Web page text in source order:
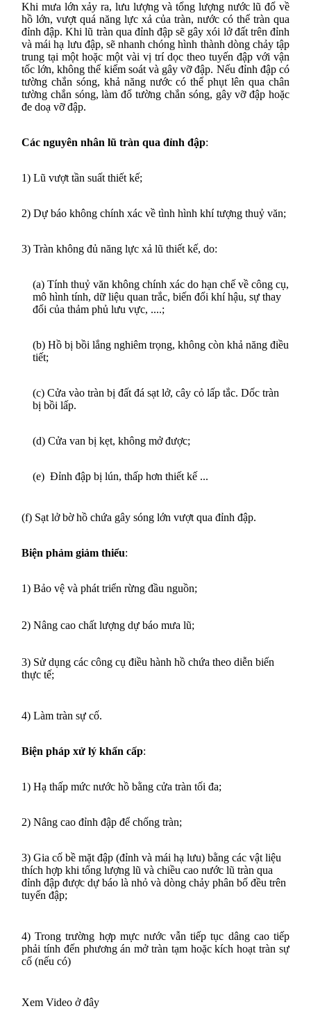
Khi mưa lớn xảy ra, lưu lượng và tổng lượng nước lũ đổ về
hồ lớn, vượt quá năng lực xả của tràn, nước có thể tràn qua
đỉnh đập. Khi lũ tràn qua đỉnh đập sẽ gây xói lở đất trên đỉnh
và mái hạ lưu đập, sẽ nhanh chóng hình thành dòng chảy tập
trung tại một hoặc một vài vị trí dọc theo tuyến đập với vận
tốc lớn, không thể kiểm soát và gây vỡ đập. Nếu đỉnh đập có
tường chắn sóng, khả năng nước có thể phụt lên qua chân
tường chắn sóng, làm đổ tường chắn sóng, gây vỡ đập hoặc
đe doạ vỡ đập.
Các nguyên nhân lũ tràn qua đỉnh đập:
1) Lũ vượt tần suất thiết kế;
2) Dự báo không chính xác về tình hình khí tượng thuỷ văn;
3) Tràn không đủ năng lực xả lũ thiết kế, do:
(a) Tính thuỷ văn không chính xác do hạn chế về công cụ,
mô hình tính, dữ liệu quan trắc, biến đổi khí hậu, sự thay
đổi của thảm phủ lưu vực, ....;
(b) Hồ bị bồi lắng nghiêm trọng, không còn khả năng điều
tiết;
(c) Cửa vào tràn bị đất đá sạt lở, cây cỏ lấp tắc. Dốc tràn
bị bồi lấp.
(d) Cửa van bị kẹt, không mở được;
(e) Đỉnh đập bị lún, thấp hơn thiết kế ...
(f) Sạt lở bờ hồ chứa gây sóng lớn vượt qua đỉnh đập.
Biện phảm giảm thiểu:
1) Bảo vệ và phát triển rừng đầu nguồn;
2) Nâng cao chất lượng dự báo mưa lũ;
3) Sử dụng các công cụ điều hành hồ chứa theo diễn biến
thực tế;
4) Làm tràn sự cố.
Biện pháp xử lý khẩn cấp:
1) Hạ thấp mức nước hồ bằng cửa tràn tối đa;
2) Nâng cao đỉnh đập để chống tràn;
3) Gia cố bề mặt đập (đỉnh và mái hạ lưu) bằng các vật liệu
thích hợp khi tổng lượng lũ và chiều cao nước lũ tràn qua
đỉnh đập được dự báo là nhỏ và dòng chảy phân bố đều trên
tuyến đập;
4) Trong trường hợp mực nước vẫn tiếp tục dâng cao tiếp
phải tính đến phương án mở tràn tạm hoặc kích hoạt tràn sự
cố (nếu có)
Xem Video ở đây